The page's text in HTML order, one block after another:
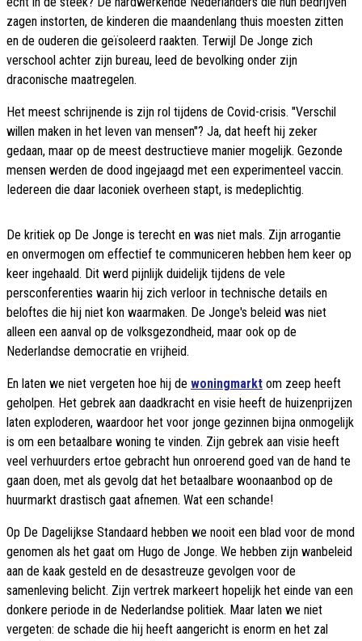
zagen instorten, de kinderen die maandenlang thuis moesten zitten
en de ouderen die geïsoleerd raakten. Terwijl De Jonge zich
verschool achter zijn bureau, leed de bevolking onder zijn
draconische maatregelen.
Het meest schrijnende is zijn rol tijdens de Covid-crisis. "Verschil
willen maken in het leven van mensen"? Ja, dat heeft hij zeker
gedaan, maar op de meest destructieve manier mogelijk. Gezonde
mensen werden de dood ingejaagd met een experimenteel vaccin.
Iedereen die daar laconiek overheen stapt, is medeplichtig.
De kritiek op De Jonge is terecht en was niet mals. Zijn arrogantie
en onvermogen om effectief te communiceren hebben hem keer op
keer ingehaald. Dit werd pijnlijk duidelijk tijdens de vele
persconferenties waarin hij zich verloor in technische details en
beloftes die hij niet kon waarmaken. De Jonge's beleid was niet
alleen een aanval op de volksgezondheid, maar ook op de
Nederlandse democratie en vrijheid.
En laten we niet vergeten hoe hij de woningmarkt om zeep heeft
geholpen. Het gebrek aan daadkracht en visie heeft de huizenprijzen
laten exploderen, waardoor het voor jonge gezinnen bijna onmogelijk
is om een betaalbare woning te vinden. Zijn gebrek aan visie heeft
veel verhuurders ertoe gebracht hun onroerend goed van de hand te
gaan doen, met als gevolg dat het betaalbare woonaanbod op de
huurmarkt drastisch gaat afnemen. Wat een schande!
Op De Dagelijkse Standaard hebben we nooit een blad voor de mond
genomen als het gaat om Hugo de Jonge. We hebben zijn wanbeleid
aan de kaak gesteld en de desastreuze gevolgen voor de
samenleving belicht. Zijn vertrek markeert hopelijk het einde van een
donkere periode in de Nederlandse politiek. Maar laten we niet
vergeten: de schade die hij heeft aangericht is enorm en het zal